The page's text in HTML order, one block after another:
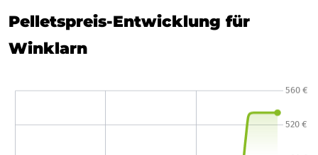
Pelletspreis-Entwicklung für
Winklarn